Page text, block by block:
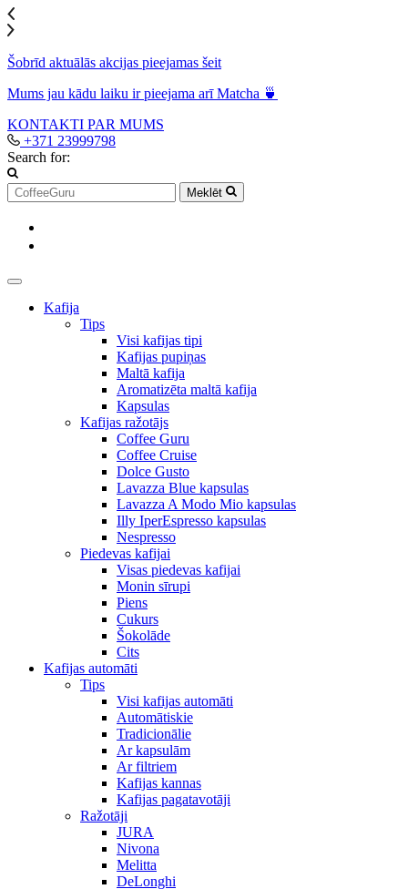
Šobrīd aktuālās akcijas pieejamas šeit
Mums jau kādu laiku ir pieejama arī Matcha 🍵
KONTAKTI PAR MUMS
+371 23999798
Search for:
Meklēt
Kafija
Tips
Visi kafijas tipi
Kafijas pupiņas
Maltā kafija
Aromatizēta maltā kafija
Kapsulas
Kafijas ražotājs
Coffee Guru
Coffee Cruise
Dolce Gusto
Lavazza Blue kapsulas
Lavazza A Modo Mio kapsulas
Illy IperEspresso kapsulas
Nespresso
Piedevas kafijai
Visas piedevas kafijai
Monin sīrupi
Piens
Cukurs
Šokolāde
Cits
Kafijas automāti
Tips
Visi kafijas automāti
Automātiskie
Tradicionālie
Ar kapsulām
Ar filtriem
Kafijas kannas
Kafijas pagatavotāji
Ražotāji
JURA
Nivona
Melitta
DeLonghi